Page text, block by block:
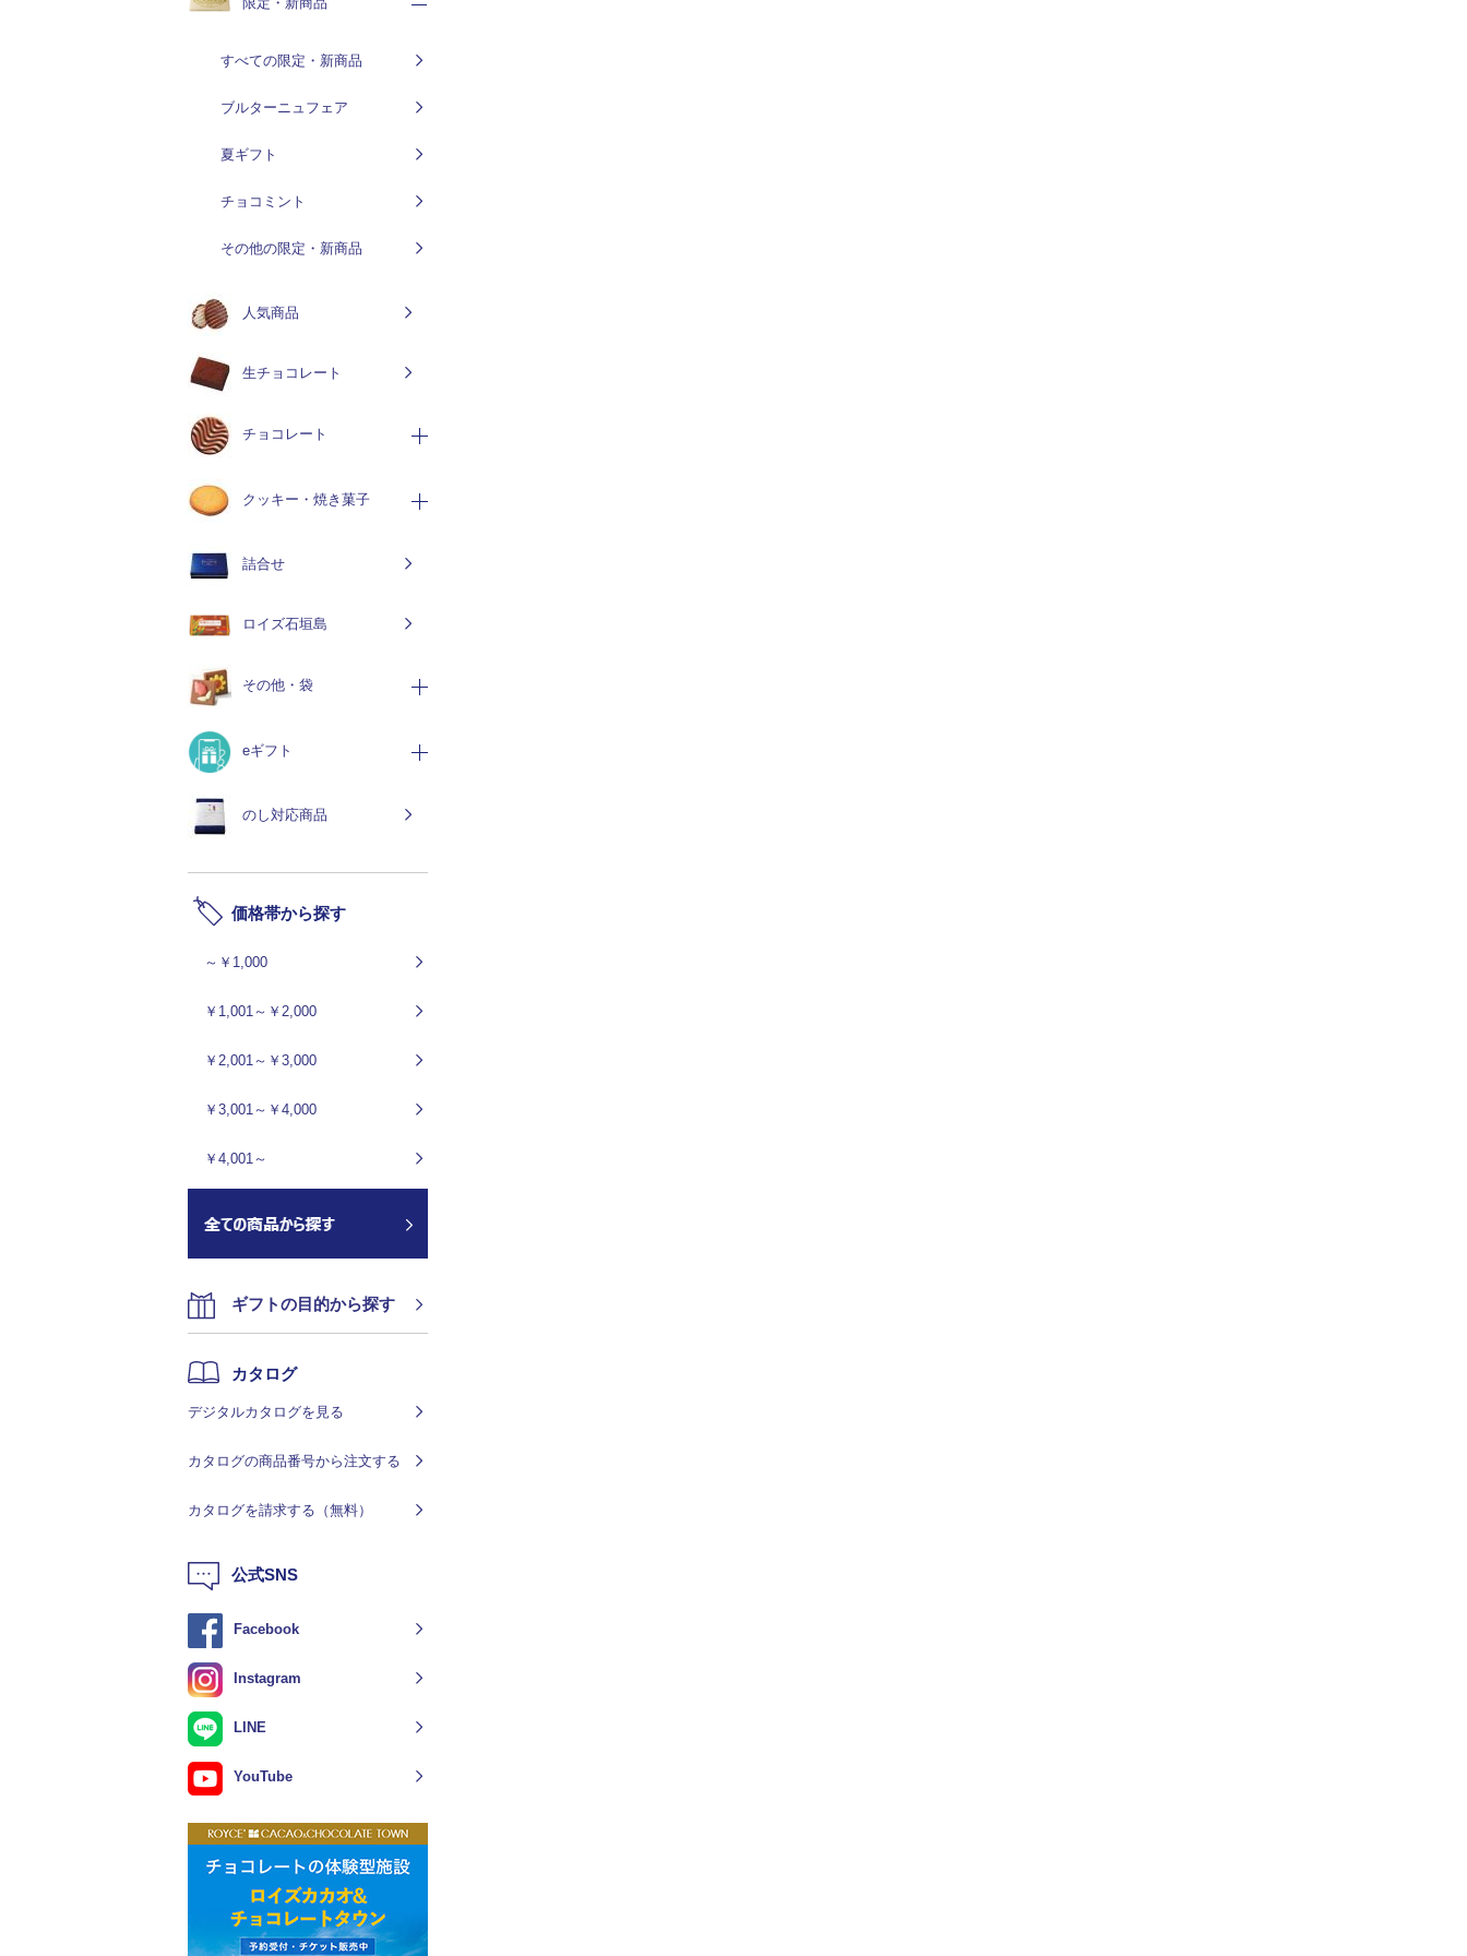
すべての限定・新商品
ブルターニュフェア
夏ギフト
チョコミント
その他の限定・新商品
人気商品
生チョコレート
チョコレート
クッキー・焼き菓子
詰合せ
ロイズ石垣島
その他・袋
eギフト
のし対応商品
価格帯から探す
～￥1,000
￥1,001～￥2,000
￥2,001～￥3,000
￥3,001～￥4,000
￥4,001～
ギフトの目的から探す
カタログ
デジタルカタログを見る
カタログの商品番号から注文する
カタログを請求する（無料）
公式SNS
Facebook
Instagram
LINE
YouTube